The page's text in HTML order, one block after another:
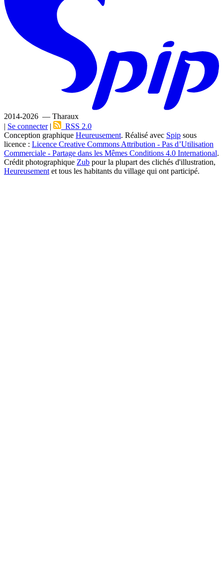
2014-2026 — Tharaux
| Se connecter|
RSS 2.0
Conception graphique Heureusement. Réalisé avec Spip sous
licence : Licence Creative Commons Attribution - Pas d’Utilisation
Commerciale - Partage dans les Mêmes Conditions 4.0 International.
Crédit photographique Zub pour la plupart des clichés d'illustration,
Heureusement et tous les habitants du village qui ont participé.